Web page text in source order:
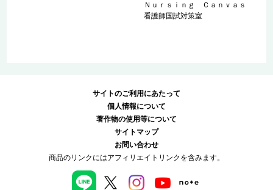
Ｎｕｒｓｉｎｇ Ｃａｎｖａｓ
看護師国試対策室
サイトのご利用にあたって
個人情報について
著作物の使用等について
サイトマップ
お問い合わせ
商品のリンクにはアフィリエイトリンクを含みます。